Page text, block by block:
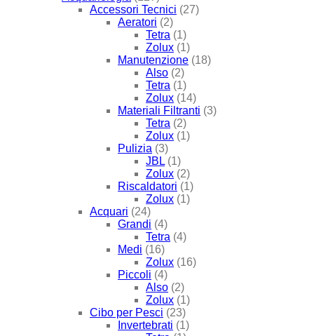
Accessori Tecnici (27)
Aeratori (2)
Tetra (1)
Zolux (1)
Manutenzione (18)
Also (2)
Tetra (1)
Zolux (14)
Materiali Filtranti (3)
Tetra (2)
Zolux (1)
Pulizia (3)
JBL (1)
Zolux (2)
Riscaldatori (1)
Zolux (1)
Acquari (24)
Grandi (4)
Tetra (4)
Medi (16)
Zolux (16)
Piccoli (4)
Also (2)
Zolux (1)
Cibo per Pesci (23)
Invertebrati (1)